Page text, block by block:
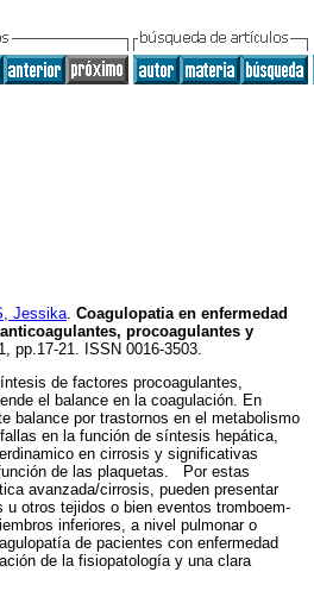
Jessika. Coagulopatia en enfermedad
pro­coagulantes y
pp.17-21. ISSN 0016-3503.
de facto­res procoagulantes,
el balance en la coagulación. En
balance por trastornos en el meta­bolismo
en la función de síntesis hepática,
en cirrosis y significativas
de las plaquetas. Por estas
avanzada/cirrosis, pueden presentar
u otros tejidos o bien eventos tromboem­
inferiores, a nivel pulmonar o
de pacientes con enfermedad
de la fisio­patología y una clara